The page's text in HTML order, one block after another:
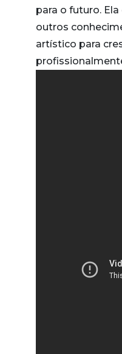
para o futuro.
outros
artístico para